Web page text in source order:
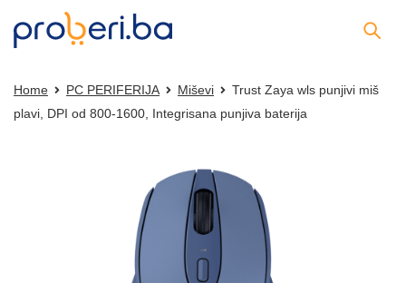
Home PC PERIFERIJA Miševi
Trust Zaya wls punjivi miš
plavi, DPI od 800-1600, Integrisana punjiva baterija